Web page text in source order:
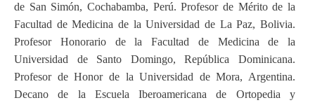
de San Simón, Cochabamba, Perú. Profesor de Mérito de la
Facultad de Medicina de la Universidad de La Paz, Bolivia.
Profesor Honorario de la Facultad de Medicina de la
Universidad de Santo Domingo, República Dominicana.
Profesor de Honor de la Universidad de Mora, Argentina.
Decano de la Escuela Iberoamericana de Ortopedia y